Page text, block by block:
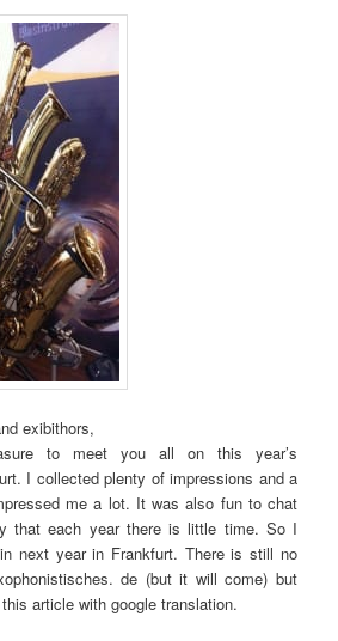
exibithors,
to meet you all on this year’s
I collected plenty of impressions and a
me a lot. It was also fun to chat
that each year there is little time. So I
next year in Frankfurt. There is still no
de (but it will come) but
article with google translation.